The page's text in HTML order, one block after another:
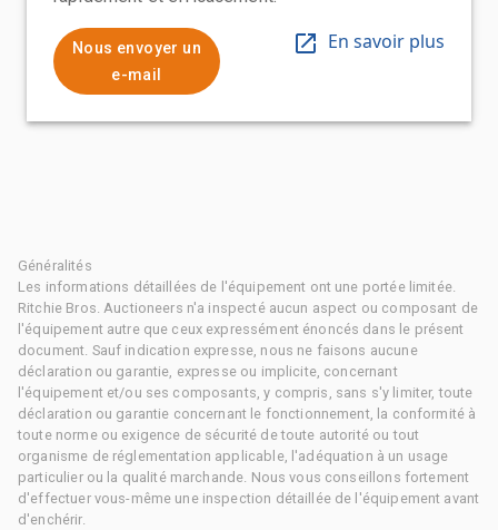
Nous envoyer un
e-mail
En savoir plus
Généralités
Les informations détaillées de l'équipement ont une portée limitée.
Ritchie Bros. Auctioneers n'a inspecté aucun aspect ou composant de
l'équipement autre que ceux expressément énoncés dans le présent
document. Sauf indication expresse, nous ne faisons aucune
déclaration ou garantie, expresse ou implicite, concernant
l'équipement et/ou ses composants, y compris, sans s'y limiter, toute
déclaration ou garantie concernant le fonctionnement, la conformité à
toute norme ou exigence de sécurité de toute autorité ou tout
organisme de réglementation applicable, l'adéquation à un usage
particulier ou la qualité marchande. Nous vous conseillons fortement
d'effectuer vous-même une inspection détaillée de l'équipement avant
d'enchérir.